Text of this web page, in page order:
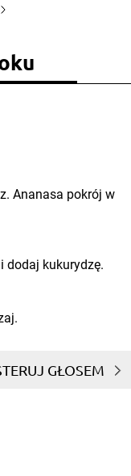
Ananasa pokrój w
dodaj kukurydzę.
GŁOSEM